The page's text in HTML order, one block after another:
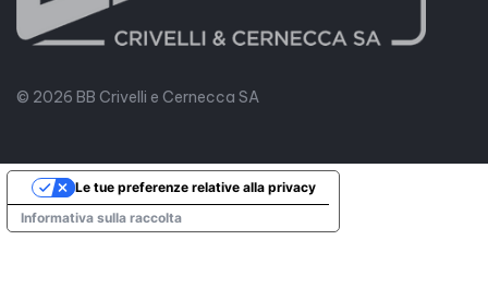
© 2026 BB Crivelli e Cernecca SA
Informativa sulla raccolta
Le tue preferenze relative alla privacy